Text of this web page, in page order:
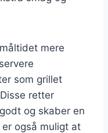
mere
som grillet
retter
og skaber en
også muligt at